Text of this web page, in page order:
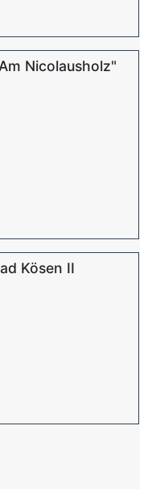
Nicolausholz"
Kösen II